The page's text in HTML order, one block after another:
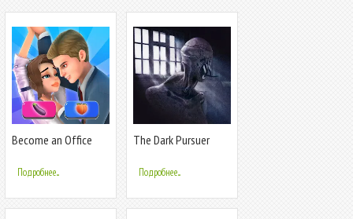
Become an Office
Подробнее...
The Dark Pursuer
Подробнее...